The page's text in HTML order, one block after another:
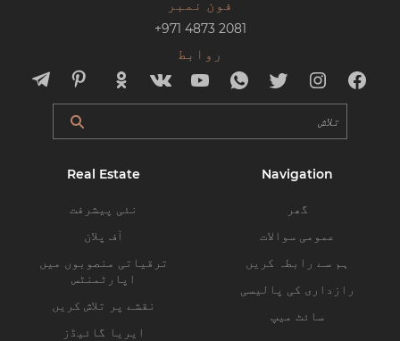
فون نمبر
+971 4873 2081
روابط
Navigation
گھر
عمومی سوالات
ہم سے رابطہ کریں
رازداری کی پالیسی
سائٹ میپ
Real Estate
نئی پیشرفت
آف پلان
ترقیاتی منصوبوں میں
اپارٹمنٹس
نقشے پر تلاش کریں
ایریا گائیڈز